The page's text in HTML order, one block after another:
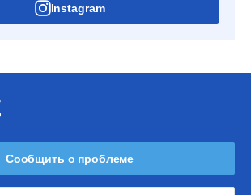
Instagram
Сообщить о проблеме